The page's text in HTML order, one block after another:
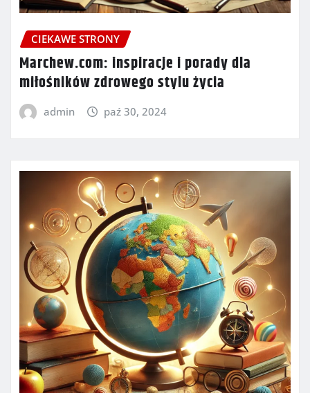
CIEKAWE STRONY
Marchew.com: inspiracje i porady dla
miłośników zdrowego stylu życia
admin paź 30, 2024